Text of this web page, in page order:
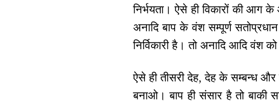
निर्भयता। ऐसे ही विकारों की
अनादि बाप के वंश सम्पूर्ण
निर्विकारी है। तो अनादि आदि वंश
ऐसे ही तीसरी देह, देह के सम्बन्ध
बनाओ। बाप ही संसार है तो बाकी